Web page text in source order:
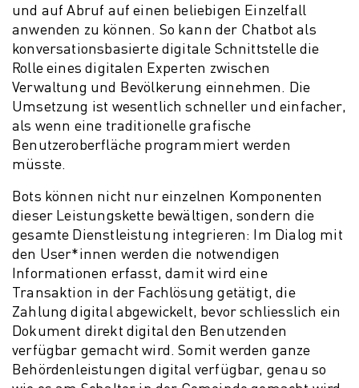
und auf Abruf auf einen beliebigen Einzelfall
anwenden zu können. So kann der Chatbot als
konversationsbasierte digitale Schnittstelle die
Rolle eines digitalen Experten zwischen
Verwaltung und Bevölkerung einnehmen. Die
Umsetzung ist wesentlich schneller und einfacher,
als wenn eine traditionelle grafische
Benutzeroberfläche programmiert werden
müsste.
Bots können nicht nur einzelnen Komponenten
dieser Leistungskette bewältigen, sondern die
gesamte Dienstleistung integrieren: Im Dialog mit
den User*innen werden die notwendigen
Informationen erfasst, damit wird eine
Transaktion in der Fachlösung getätigt, die
Zahlung digital abgewickelt, bevor schliesslich ein
Dokument direkt digital den Benutzenden
verfügbar gemacht wird. Somit werden ganze
Behördenleistungen digital verfügbar, genau so